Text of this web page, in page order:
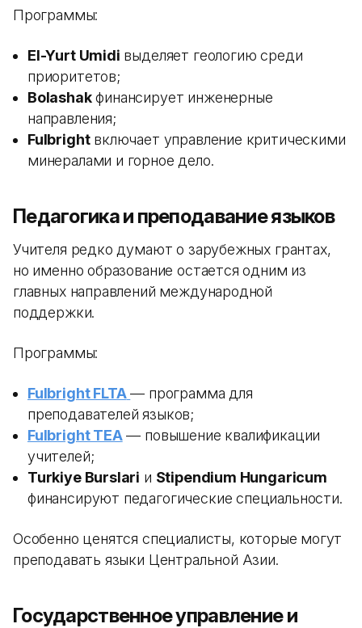
Программы:
El-Yurt Umidi выделяет геологию среди
приоритетов;
Bolashakфинансирует инженерные
направления;
Fulbrightвключает управление критическими
минералами и горное дело.
Педагогика и преподавание языков
Учителя редко думают о зарубежных грантах,
но именно образование остается одним из
главных направлений международной
поддержки.
Программы:
Fulbright FLTA — программа для
преподавателей языков;
Fulbright TEA— повышение квалификации
учителей;
Turkiye Burslari и Stipendium Hungaricum
финансируют педагогические специальности.
Особенно ценятся специалисты, которые могут
преподавать языки Центральной Азии.
Государственное управление и